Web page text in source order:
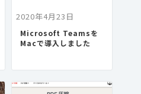
2020年4月23日
Microsoft Teamsを
Macで導入しました